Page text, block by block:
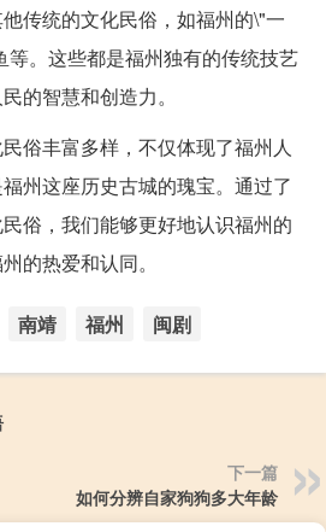
传统的文化民俗，如福州的\"一
等。这些都是福州独有的传统技艺
的智慧和创造力。
俗丰富多样，不仅体现了福州人
州这座历史古城的瑰宝。通过了
俗，我们能够更好地认识福州的
的热爱和认同。
南靖 福州 闽剧
下一篇
如何分辨自家狗狗多大年龄